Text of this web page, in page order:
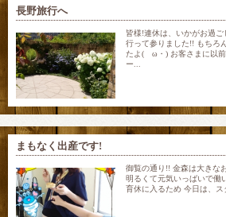
長野旅行へ
皆様!連休は、いかがお過
行って参りました!! もちろ
たよ(ゝω・) お客さまに以
ー...
まもなく出産です!
御覧の通り!! 金森は大きな
明るくて元気いっばいで働
育休に入るため 今日は、ス